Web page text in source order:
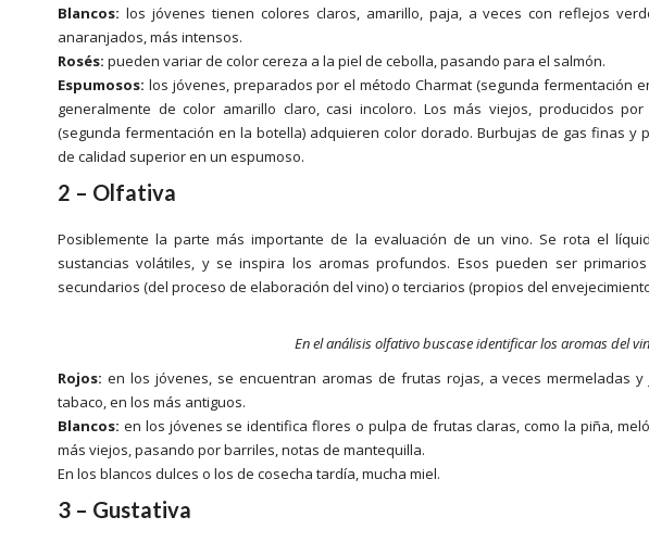
Blancos: los jóvenes tienen colores claros, amarillo, paja, a veces con reflejos
anaranjados, más intensos.
Rosés: pueden variar de color cereza a la piel de cebolla, pasando para el salmón.
Espumosos: los jóvenes, preparados por el método Charmat (segunda fermentación
generalmente de color amarillo claro, casi incoloro. Los más viejos, producidos
(segunda fermentación en la botella) adquieren color dorado. Burbujas de gas finas y
de calidad superior en un espumoso.
2 – Olfativa
Posiblemente la parte más importante de la evaluación de un vino. Se rota el
sustancias volátiles, y se inspira los aromas profundos. Esos pueden ser
secundarios (del proceso de elaboración del vino) o terciarios (propios del
En el análisis olfativo buscase identificar los aromas del
Rojos: en los jóvenes, se encuentran aromas de frutas rojas, a veces mermeladas
tabaco, en los más antiguos.
Blancos: en los jóvenes se identifica flores o pulpa de frutas claras, como la piña,
más viejos, pasando por barriles, notas de mantequilla.
En los blancos dulces o los de cosecha tardía, mucha miel.
3 – Gustativa